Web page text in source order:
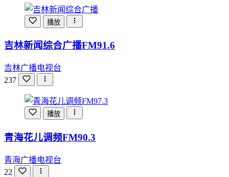
播放
吉林新闻综合广播FM91.6
吉林广播电视台
237
播放
青海花儿调频FM90.3
青海广播电视台
22